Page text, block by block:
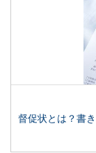
督促状とは？書